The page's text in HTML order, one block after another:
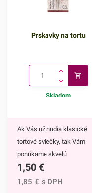
Prskavky na tortu
Skladom
Ak Vás už nudia klasické
tortové sviečky, tak Vám
ponúkame skvelú
alternatívu. Prskavky na
sú mimoriadne efektným
1,50 €
1,85 € s DPH